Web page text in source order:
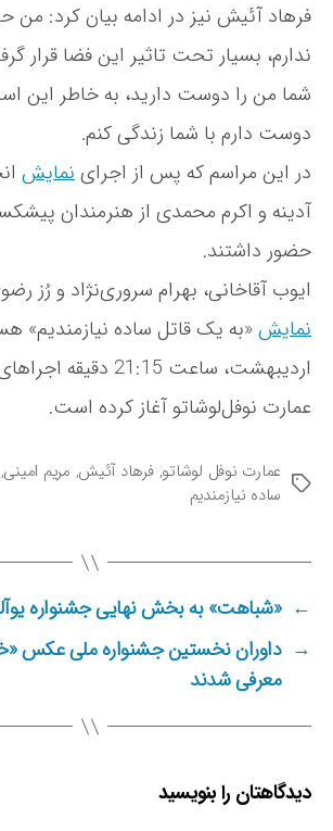
فرهاد آئیش نیز در ادامه بیان کرد: من
ندارم، بسیار تحت تاثیر این فضا قرار
شما من را دوست دارید، به خاطر این
دوست دارم با شما زندگی کنم.
در این مراسم که پس از اجراینمایش
آدینه و اکرم محمدی از هنرمندان
حضور داشتند.
ایوب آقاخانی، بهرام سروری‌نژاد و رُز
نمایش
اردیبهشت، ساعت 21:15
عمارت نوفل‌لوشاتو آغاز کرده است.
ب
س
ه
عمارت نوفل لوشاتو,فرهاد آئیش, مریم امینی,
ساده نیازمندیم
← «شباهت» به بخش نهایی جشنواره
→ داوران نخستین جشنواره ملی عکس
معرفی شدند
دیدگاهتان را بنویسید